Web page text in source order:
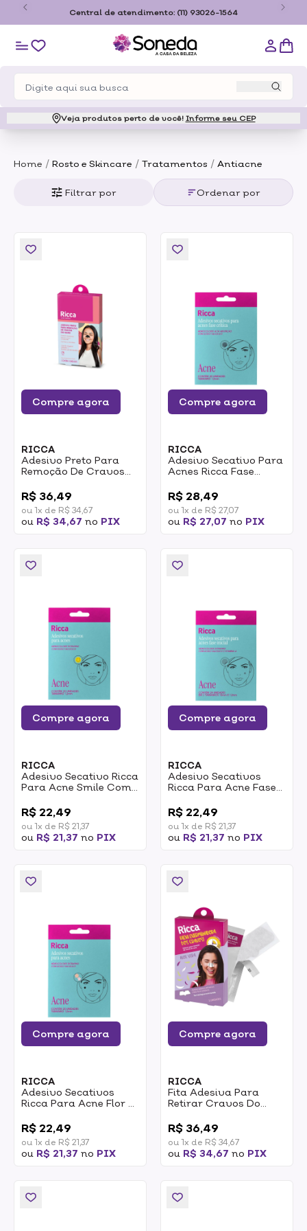
Central de atendimento: (11) 93026-1564
Veja produtos perto de você! Informe seu CEP
Home / Rosto e Skincare / Tratamentos / Antiacne
Filtrar por Ordenar por
Compre agora
RICCA
Adesivo Preto Para
Remoção De Cravos
Unidades
R$ 36,49
ou 1x de R$ 34,67
ou R$ 34,67 no PIX
Compre agora
RICCA
Adesivo Secativo Para
Acnes Ricca Fase
R$ 28,49
ou 1x de R$ 27,07
ou R$ 27,07 no PIX
Compre agora
RICCA
Adesivo Secativo Ricca
Para Acne Smile Com
R$ 22,49
ou 1x de R$ 21,37
ou R$ 21,37 no PIX
Compre agora
RICCA
Adesivo Secativos
Ricca Para Acne Fase
R$ 22,49
ou 1x de R$ 21,37
ou R$ 21,37 no PIX
Compre agora
RICCA
Adesivo Secativos
Ricca Para Acne Flor E
R$ 22,49
ou 1x de R$ 21,37
ou R$ 21,37 no PIX
Compre agora
RICCA
Fita Adesiva Para
Retirar Cravos Do
R$ 36,49
ou 1x de R$ 34,67
ou R$ 34,67 no PIX